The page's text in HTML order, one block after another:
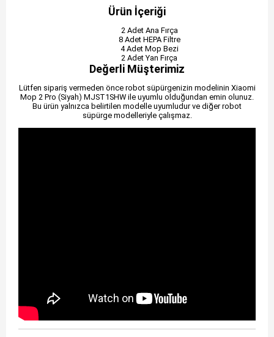
Ürün İçeriği
2 Adet Ana Fırça
8 Adet HEPA Filtre
4 Adet Mop Bezi
2 Adet Yan Fırça
Değerli Müşterimiz
Lütfen sipariş vermeden önce robot süpürgenizin modelinin Xiaomi
Mop 2 Pro (Siyah) MJST1SHW ile uyumlu olduğundan emin olunuz.
Bu ürün yalnızca belirtilen modelle uyumludur ve diğer robot
süpürge modelleriyle çalışmaz.